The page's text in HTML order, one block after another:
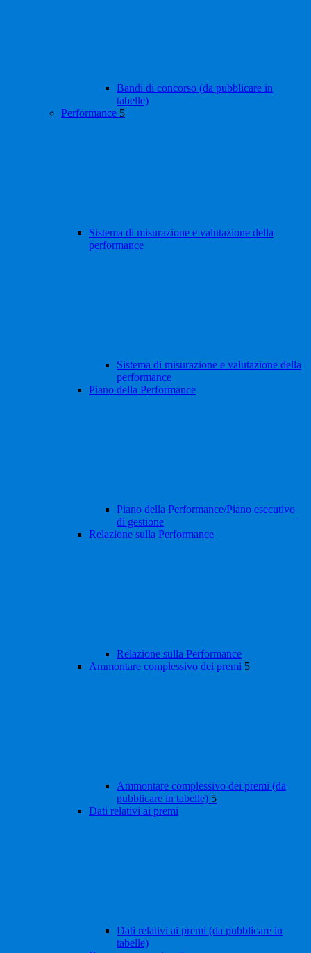
Bandi di concorso (da pubblicare in
tabelle)
Performance 5
Sistema di misurazione e valutazione della
performance
Sistema di misurazione e valutazione della
performance
Piano della Performance
Piano della Performance/Piano esecutivo
di gestione
Relazione sulla Performance
Relazione sulla Performance
Ammontare complessivo dei premi 5
Ammontare complessivo dei premi (da
pubblicare in tabelle) 5
Dati relativi ai premi
Dati relativi ai premi (da pubblicare in
tabelle)